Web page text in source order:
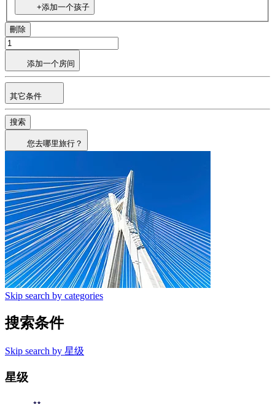
+添加一个孩子
刪除
添加一个房间
其它条件
搜索
您去哪里旅行？
Skip search by categories
搜索条件
Skip search by 星级
星级